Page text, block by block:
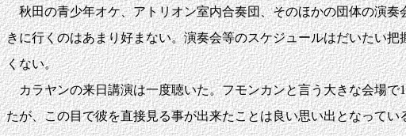
秋田の青少年オケ、アトリオン室内合奏団、そのほかの団体の演奏
きに行くのはあまり好まない。演奏会等のスケジュールはだいたい
くない。
カラヤンの来日講演は一度聴いた。フモンカンと言う大きな会場で
たが、この目で彼を直接見る事が出来たことは良い思い出となってい